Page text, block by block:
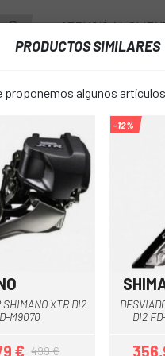
ATENCIÓ AL
RED E-TAP AXS E1 BRAZE-ON
favorite_border
PREU:
PRODUCTOS SIMILARES
algunos
SHIMANO XTR DI2
M9070
€ 499 €
-12%
DI2